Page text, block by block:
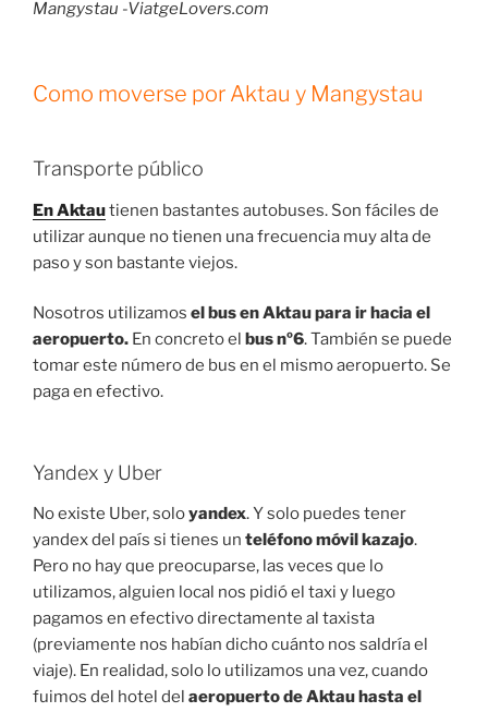
Mangystau -ViatgeLovers.com
Como moverse por Aktau y Mangystau
Transporte público
En Aktautienen bastantes autobuses. Son fáciles de
utilizar aunque no tienen una frecuencia muy alta de
paso y son bastante viejos.
Nosotros utilizamos el bus en Aktau para ir hacia el
aeropuerto. En concreto el bus nº6. También se puede
tomar este número de bus en el mismo aeropuerto. Se
paga en efectivo.
Yandex y Uber
No existe Uber, soloyandex. Y solo puedes tener
yandex del país si tienes un teléfono móvil kazajo.
Pero no hay que preocuparse, las veces que lo
utilizamos, alguien local nos pidió el taxi y luego
pagamos en efectivo directamente al taxista
(previamente nos habían dicho cuánto nos saldría el
viaje). En realidad, solo lo utilizamos una vez, cuando
fuimos del hotel del aeropuerto de Aktau hasta el